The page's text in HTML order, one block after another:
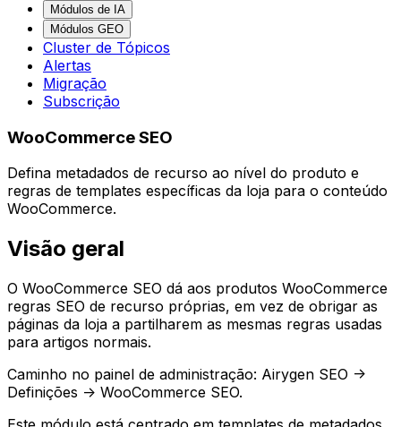
Módulos de IA
Módulos GEO
Cluster de Tópicos
Alertas
Migração
Subscrição
WooCommerce SEO
Defina metadados de recurso ao nível do produto e
regras de templates específicas da loja para o conteúdo
WooCommerce.
Visão geral
O WooCommerce SEO dá aos produtos WooCommerce
regras SEO de recurso próprias, em vez de obrigar as
páginas da loja a partilharem as mesmas regras usadas
para artigos normais.
Caminho no painel de administração: Airygen SEO ->
Definições -> WooCommerce SEO.